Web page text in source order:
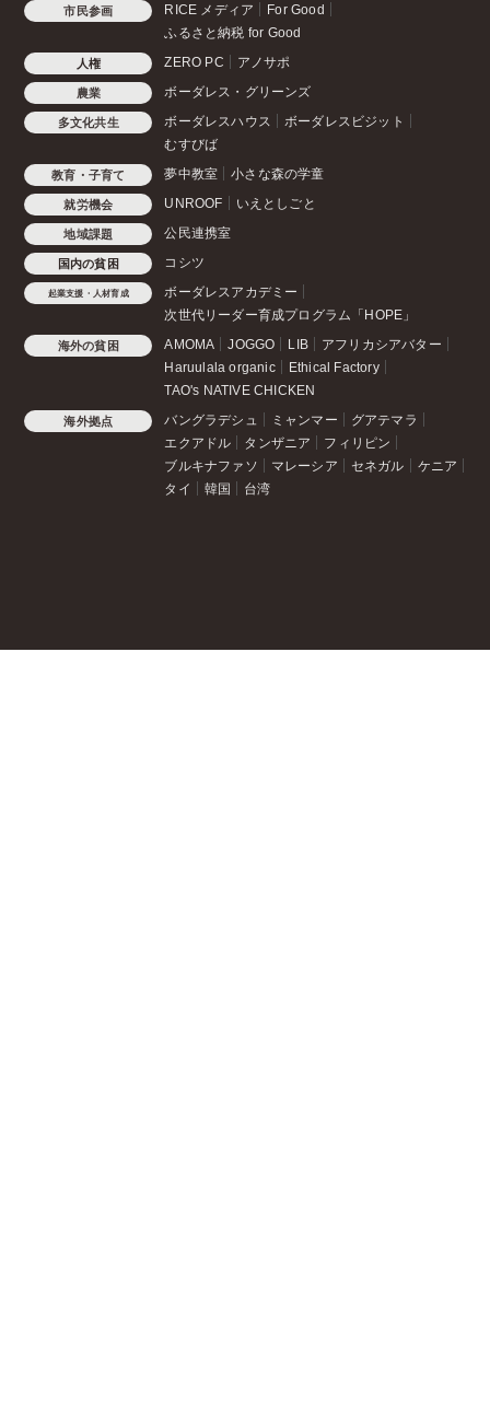
市民参画 RICE メディア
For Good
ふるさと納税 for Good
人権 ZERO PC アノサポ
農業 ボーダレス・グリーンズ
多文化共生 ボーダレスハウス
ボーダレスビジット
むすびば
教育・子育て 夢中教室 小さな森の学童
就労機会 UNROOF いえとしごと
地域課題 公民連携室
国内の貧困 コシツ
起業支援・人材育成
ボーダレスアカデミー
次世代リーダー育成プログラム「HOPE」
海外の貧困 AMOMA JOGGO LIB
アフリカシアバター
Haruulala organic
Ethical Factory
TAO's NATIVE CHICKEN
海外拠点 バングラデシュ ミャンマー
グアテマラ
エクアドル
タンザニア
フィリピン
ブルキナファソ
マレーシア セネガル
ケニア
タイ
韓国 台湾